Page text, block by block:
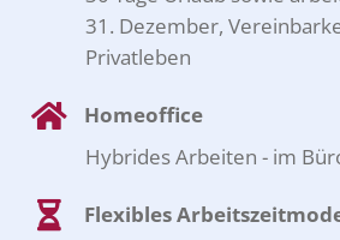
31. Dezember,
Privatleben
Homeoffice
Hybrides Arbeiten - im
Flexibles